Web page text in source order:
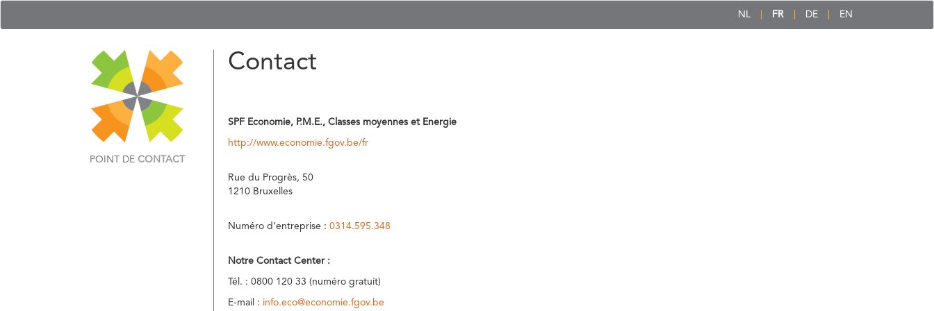
NL FR DE EN
POINT DE CONTACT
Contact
SPF Economie, P.M.E., Classes moyennes et Energie
http://www.economie.fgov.be/fr
Rue du Progrès, 50
1210 Bruxelles
Numéro d’entreprise : 0314.595.348
Notre Contact Center :
Tél. : 0800 120 33 (numéro gratuit)
E-mail : info.eco@economie.fgov.be